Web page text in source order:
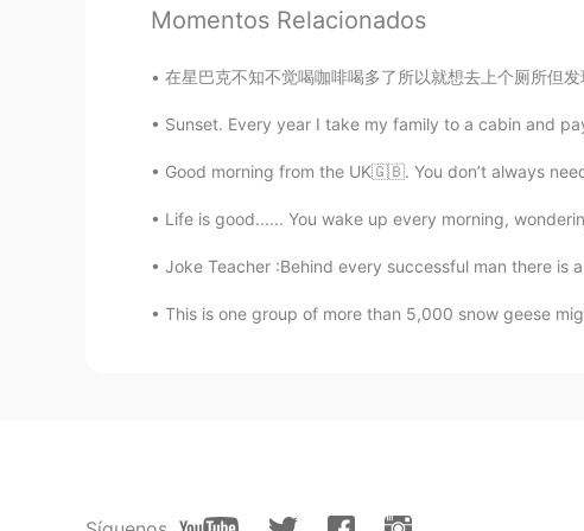
延续去年的目标哈哈
Cindy
我看到了手机品牌😂
EN CN KR RU
@김태웅 💪💪
Momentos Relacionados
在星巴克不知不觉喝咖啡喝多了所以就想去上个厕所但发现厕所要按密码！ 我就
Sunset. Every year I take my family to a cabin and
Good morning from the UK🇬🇧. You don’t always
Life is good...... You wake up every morning,
Joke Teacher :Behind every successful man there is
This is one group of more than 5,000 snow geese